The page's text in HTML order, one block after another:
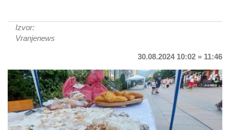
Izvor:
Vranjenews
30.08.2024 10:02 » 11:46